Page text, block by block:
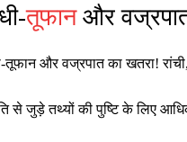
तूफानऔर
तूफान और वज्रपात का खतरा!
से जुड़े तथ्यों की पुष्टि के लिए